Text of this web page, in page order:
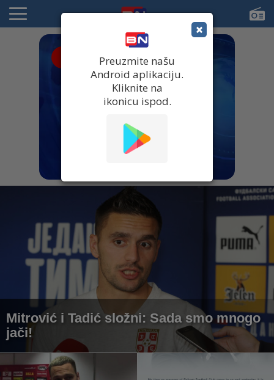
Mitrović i Tadić složni: Sada smo mnogo
jači!
×
Preuzmite našu
Android aplikaciju.
Kliknite na
ikonicu ispod.